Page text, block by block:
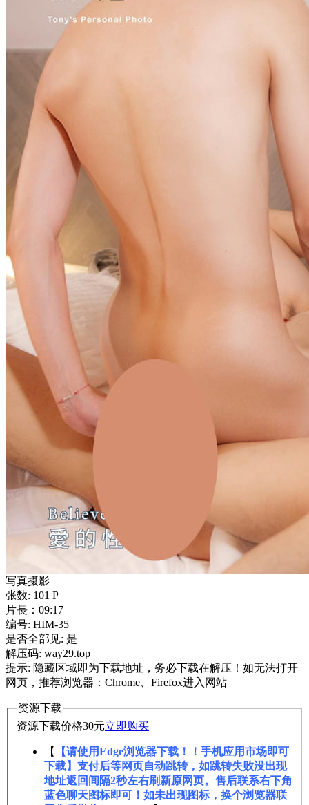
写真摄影
张数: 101 P
片長：09:17
编号: HIM-35
是否全部见: 是
解压码: way29.top
提示: 隐藏区域即为下载地址，务必下载在解压！如无法打开
网页，推荐浏览器：Chrome、Firefox进入网站
资源下载
资源下载价格30元立即购买
【
【请使用Edge浏览器下载！！手机应用市场即可
下载】支付后等网页自动跳转，如跳转失败没出现
地址返回间隔2秒左右刷新原网页。售后联系右下角
蓝色聊天图标即可！如未出现图标，换个浏览器联